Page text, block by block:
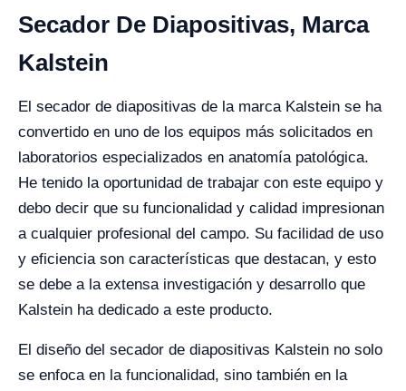
Secador De Diapositivas, Marca
Kalstein
El secador de diapositivas de la marca Kalstein se ha
convertido en uno de los equipos más solicitados en
laboratorios especializados en anatomía patológica.
He tenido la oportunidad de trabajar con este equipo y
debo decir que su funcionalidad y calidad impresionan
a cualquier profesional del campo. Su facilidad de uso
y eficiencia son características que destacan, y esto
se debe a la extensa investigación y desarrollo que
Kalstein ha dedicado a este producto.
El diseño del secador de diapositivas Kalstein no solo
se enfoca en la funcionalidad, sino también en la